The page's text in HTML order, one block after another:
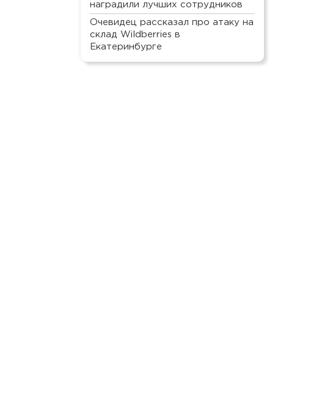
наградили лучших сотрудников
Очевидец рассказал про атаку на
склад Wildberries в
Екатеринбурге